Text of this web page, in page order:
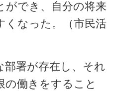
ができ、自分の将来
くなった。（市民活
部署が存在し、それ
の働きをすること